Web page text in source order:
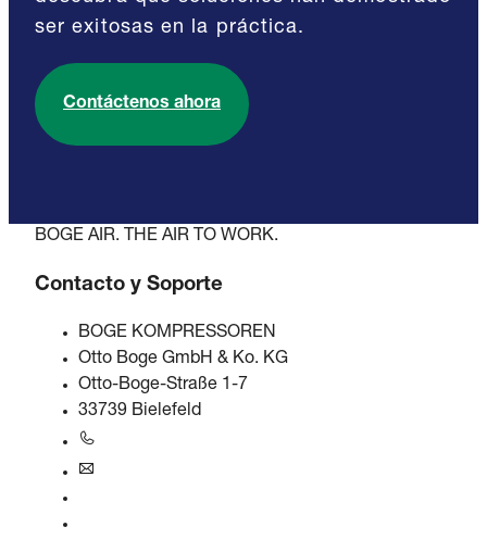
ser exitosas en la práctica.
Contáctenos ahora
BOGE AIR. THE AIR TO WORK.
Contacto y Soporte
BOGE KOMPRESSOREN
Otto Boge GmbH & Ko. KG
Otto-Boge-Straße 1-7
33739 Bielefeld